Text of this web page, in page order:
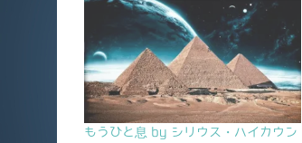
もうひと息 by シリウス・ハイカウン